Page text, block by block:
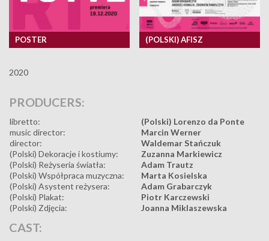
POSTER (POLSKI) AFISZ
2020
PRODUCERS:
libretto:
(Polski) Lorenzo da Ponte
music director:
Marcin Werner
director:
Waldemar Stańczuk
(Polski) Dekoracje i kostiumy:
Zuzanna Markiewicz
(Polski) Reżyseria światła:
Adam Trautz
(Polski) Współpraca muzyczna:
Marta Kosielska
(Polski) Asystent reżysera:
Adam Grabarczyk
(Polski) Plakat:
Piotr Karczewski
(Polski) Zdjęcia:
Joanna Miklaszewska
CAST: